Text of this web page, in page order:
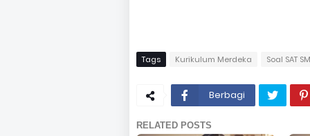
Tags Kurikulum Merdeka Soal SAT
Berbagi
RELATED POSTS